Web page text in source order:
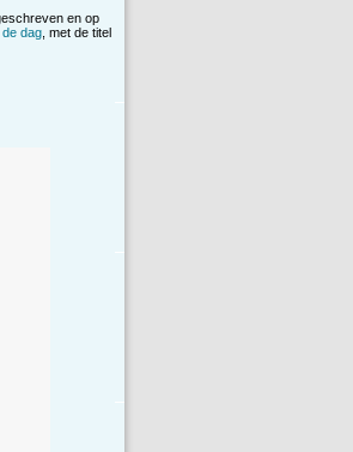
en op
de dag , met de titel